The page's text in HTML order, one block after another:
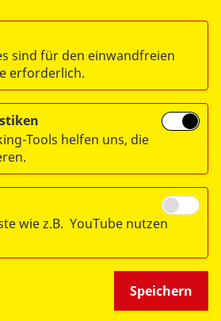
e.V.
sind für den einwandfreien
erforderlich.
Tools helfen uns, die
wie z.B. YouTube nutzen
Speichern